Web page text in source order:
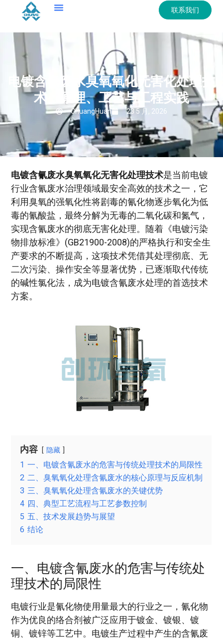
联系我们
电镀含氰废水臭氧氧化无害化处理技
术：原理、工艺与工程实践
ChuangHuan 23 5 月, 2026
电镀含氰废水臭氧氧化无害化处理技术是当前电镀
行业含氰废水治理领域最安全高效的技术之一，它
利用臭氧的强氧化性将剧毒的氰化物逐步氧化为低
毒的氰酸盐，最终分解为无毒的二氧化碳和氮气，
实现含氰废水的彻底无害化处理。随着《电镀污染
物排放标准》(GB21900-2008)的严格执行和安全生
产要求的不断提高，这项技术凭借其处理彻底、无
二次污染、操作安全等显著优势，已逐渐取代传统
的碱性氯化法，成为电镀含氰废水处理的首选技术
方案。
内容 隐藏
1 一、电镀含氰废水的危害与传统处理技术的局限性
2 二、臭氧氧化处理含氰废水的核心原理与反应机制
3 三、臭氧氧化处理含氰废水的关键优势
4 四、典型工艺流程与工艺参数控制
5 五、技术发展趋势与展望
6 结论
一、电镀含氰废水的危害与传统处
理技术的局限性
电镀行业是氰化物使用量最大的行业之一，氰化物
作为优良的络合剂被广泛应用于镀金、镀银、镀
铜、镀锌等工艺中。电镀生产过程中产生的含氰废